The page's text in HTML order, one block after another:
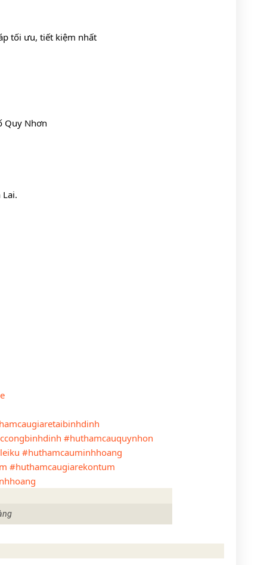
tối ưu, tiết kiệm nhất
Quy Nhơn
#huthamcauquynhon
#huthamcauminhhoang
#huthamcaugiarekontum